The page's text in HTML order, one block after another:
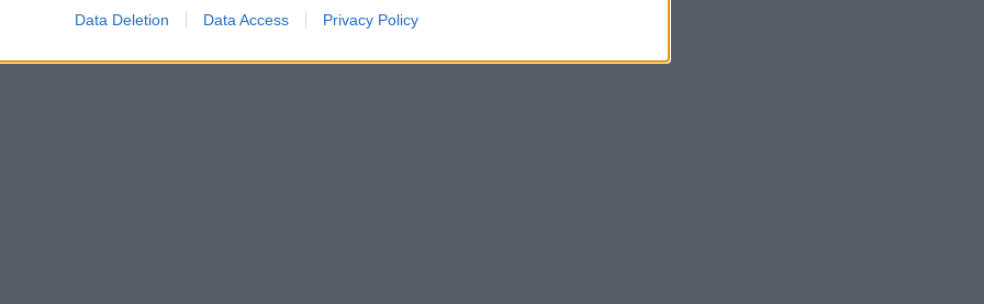
Data Deletion Data Access Privacy Policy